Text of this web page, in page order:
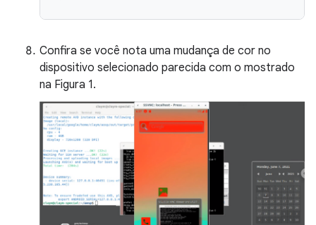
Confira se você nota uma mudança de cor no
dispositivo selecionado parecida com o mostrado
na Figura 1.